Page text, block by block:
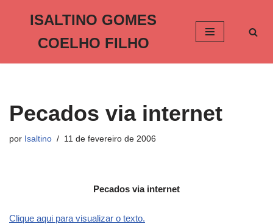
o
ISALTINO GOMES
COELHO FILHO
Pecados via internet
por Isaltino 11 de fevereiro de 2006
Pecados via internet
Clique aqui para visualizar o texto.